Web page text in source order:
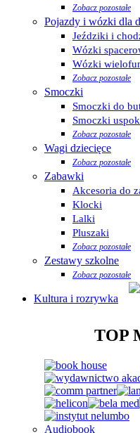
Zobacz pozostałe
Pojazdy i wózki dla
Jeździki i
Wózki
Wózki
Zobacz pozostałe
Smoczki
Smoczki do
Smoczki
Zobacz pozostałe
Wagi dziecięce
Zobacz pozostałe
Zabawki
Akcesoria do
Klocki
Lalki
Pluszaki
Zobacz pozostałe
Zestawy szkolne
Zobacz pozostałe
Kultura i rozrywka
TOP
Audiobook